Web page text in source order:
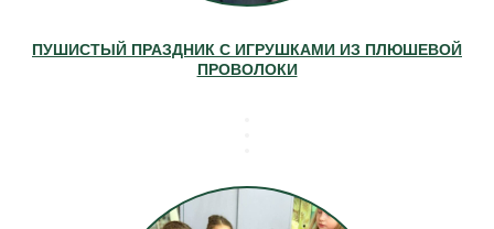
ПУШИСТЫЙ ПРАЗДНИК С ИГРУШКАМИ ИЗ ПЛЮШЕВОЙ
ПРОВОЛОКИ